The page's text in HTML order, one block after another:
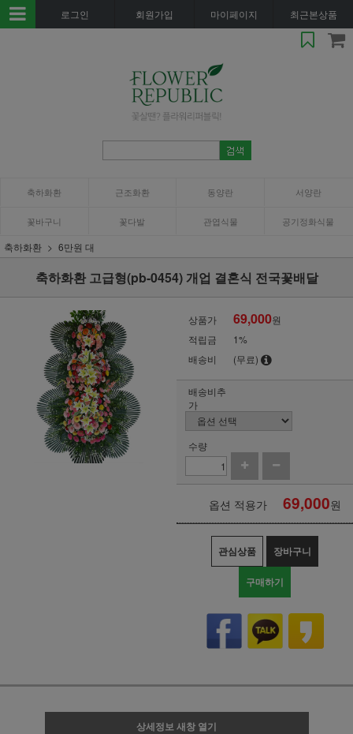
로그인 회원가입 마이페이지 최근본상품
축하화환 근조화환 동양란 서양란
꽃바구니 꽃다발 관엽식물 공기정화식물
축하화환 6만원 대
축하화환 고급형(pb-0454) 개업 결혼식 전국꽃배달
상품가 69,000원
적립금
1%
배송비
(무료)
배송비추
가
수량
옵션 적용가 69,000원
관심상품 장바구니
구매하기
상세정보 새창 열기